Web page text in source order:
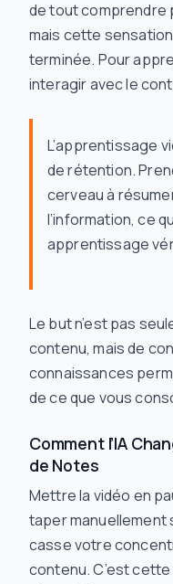
de tout comprendre
mais cette
terminée. Pour
interagir avec le
L’apprentissage
de rétention.
cerveau à
l’information, ce
apprentissage
Le but n’est pas
contenu, mais de
connaissances
de ce que vous
Comment l’IA
de Notes
Mettre la vidéo en
taper manuellement
casse votre
contenu. C’est